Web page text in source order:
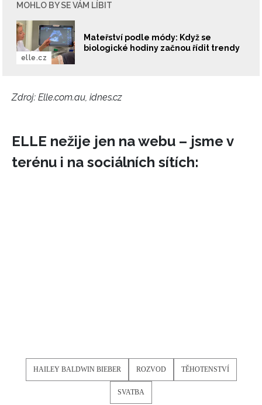
MOHLO BY SE VÁM LÍBIT
Mateřství podle módy: Když se
biologické hodiny začnou řídit trendy
elle.cz
Zdroj: Elle.com.au, idnes.cz
ELLE nežije jen na webu – jsme v
terénu i na sociálních sítích:
HAILEY BALDWIN BIEBER ROZVOD TĚHOTENSTVÍ
SVATBA